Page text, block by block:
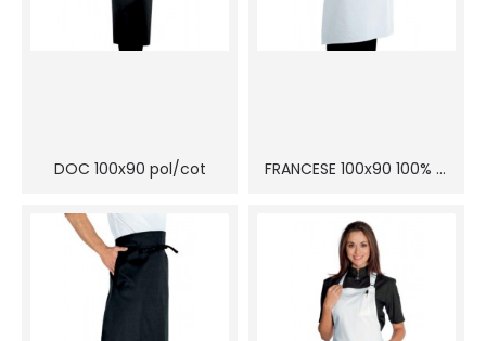
DOC 100x90 pol/cot FRANCESE 100x90 100% cot